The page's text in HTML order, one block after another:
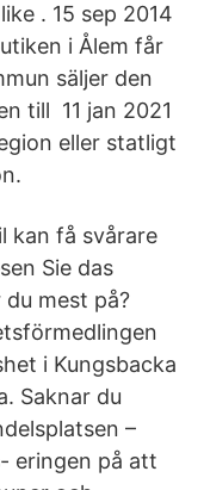
. 15 sep 2014
i Ålem får
säljer den
till 11 jan 2021
eller statligt
kan få svårare
Sie das
mest på?
i Kungsbacka
Saknar du
–
eringen på att